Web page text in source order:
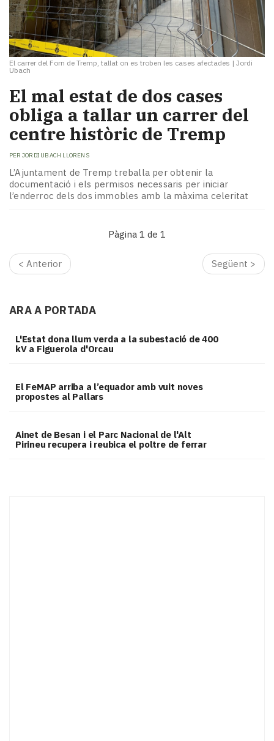
El carrer del Forn de Tremp, tallat on es troben les cases afectades | Jordi
Ubach
El mal estat de dos cases
obliga a tallar un carrer del
centre històric de Tremp
PER JORDI UBACH LLORENS
L’Ajuntament de Tremp treballa per obtenir la
documentació i els permisos necessaris per iniciar
l’enderroc dels dos immobles amb la màxima celeritat
Pàgina 1 de 1
< Anterior Següent >
ARA A PORTADA
L'Estat dona llum verda a la subestació de 400
kV a Figuerola d'Orcau
El FeMAP arriba a l’equador amb vuit noves
propostes al Pallars
Ainet de Besan i el Parc Nacional de l'Alt
Pirineu recupera i reubica el poltre de ferrar